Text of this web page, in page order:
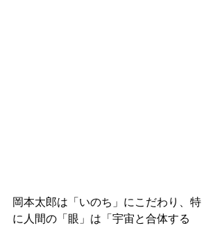
岡本太郎は「いのち」にこだわり、特
に人間の「眼」は「宇宙と合体する